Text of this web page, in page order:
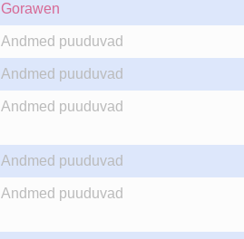
Gorawen
Andmed puuduvad
Andmed puuduvad
Andmed puuduvad
Andmed puuduvad
Andmed puuduvad